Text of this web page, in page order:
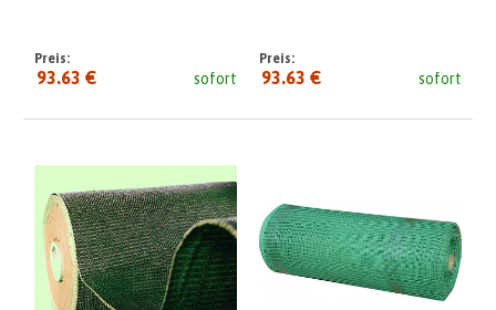
sofort
Preis:
93.63 € sofort
Preis:
93.63 €